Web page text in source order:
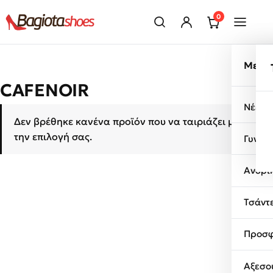
0
Νέες
CAFENOIR
Δεν βρέθηκε κανένα προϊόν που να ταιριάζει με
την επιλογή σας.